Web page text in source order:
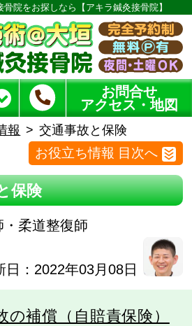
院をお探しなら【アキラ鍼灸接骨院】
お問合せ
アクセス・地図
報 交通事故と保険
お役立ち情報 目次へ
保険
・柔道整復師
日：2022年03月08日
補償（自賠責保険）